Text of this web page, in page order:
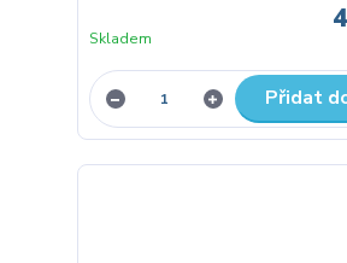
Skladem
Přidat